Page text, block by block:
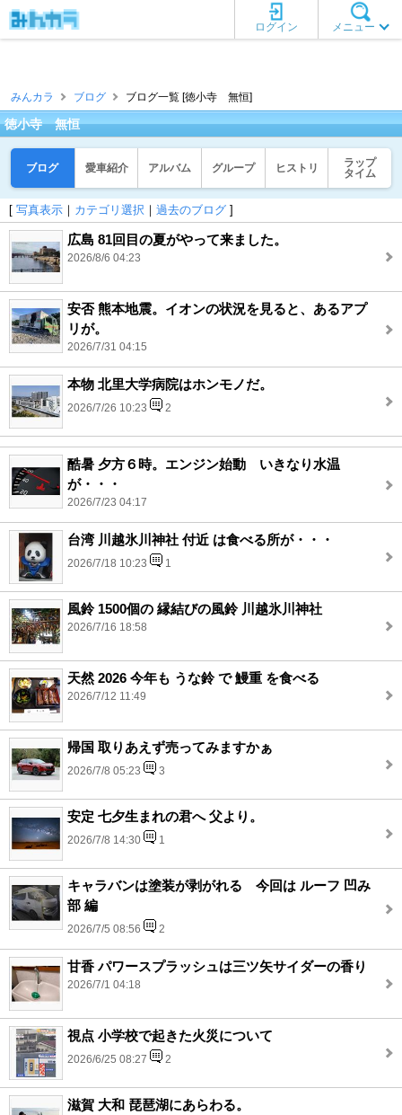
メニュー
ログイン
みんカラ ブログ ブログ一覧 [徳小寺 無恒]
徳小寺 無恒
ブログ 愛車紹介 アルバム グループ ヒストリ
ラップ
タイム
[ 写真表示 ｜ カテゴリ選択 ｜ 過去のブログ ]
広島 81回目の夏がやって来ました。
2026/8/6 04:23
安否 熊本地震。イオンの状況を見ると、あるアプ
リが。
2026/7/31 04:15
本物 北里大学病院はホンモノだ。
2026/7/26 10:23 2
酷暑 夕方６時。エンジン始動 いきなり水温
が・・・
2026/7/23 04:17
台湾 川越氷川神社 付近 は食べる所が・・・
2026/7/18 10:23 1
風鈴 1500個の 縁結びの風鈴 川越氷川神社
2026/7/16 18:58
天然 2026 今年も うな鈴 で 鰻重 を食べる
2026/7/12 11:49
帰国 取りあえず売ってみますかぁ
2026/7/8 05:23 3
安定 七夕生まれの君へ 父より。
2026/7/8 14:30 1
キャラバンは塗装が剥がれる 今回は ルーフ 凹み
部 編
2026/7/5 08:56 2
甘香 パワースプラッシュは三ツ矢サイダーの香り
2026/7/1 04:18
視点 小学校で起きた火災について
2026/6/25 08:27 2
滋賀 大和 琵琶湖にあらわる。